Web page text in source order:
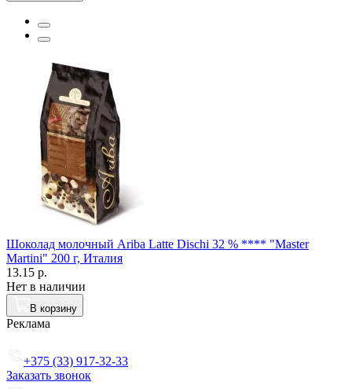
Шоколад молочный Ariba Latte Dischi 32 % **** "Master
Martini" 200 г, Италия
13.15 р.
Нет в наличии
В корзину
Реклама
+375 (33) 917-32-33
Заказать звонок